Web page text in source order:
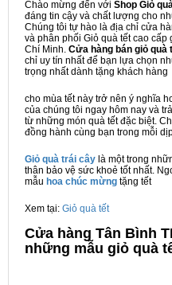
Chào mừng đến với Shop Giỏ
đáng tin cậy và chất lượng cho
Chúng tôi tự hào là địa chỉ cửa
và phân phối Giỏ quà tết cao cấp
Chí Minh. Cửa hàng bán giỏ quà
chỉ uy tín nhất để bạn lựa chọn
trọng nhất dành tặng khách hàng
cho mùa tết này trở nên ý nghĩa
của chúng tôi ngay hôm nay và
từ những món quà tết đặc biệt.
đồng hành cùng bạn trong mỗi
Giỏ quà trái cây là một trong
thân bảo vệ sức khoẻ tốt nhất.
mẫu hoa chúc mừng tặng tết
Xem tại: Giỏ quà tết
Cửa hàng Tân Bình
những mẫu giỏ quà